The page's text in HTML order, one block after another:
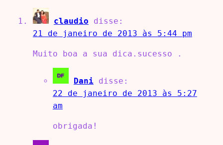
claudio
disse:
21 de janeiro de 2013 às 5:44 pm
Muito boa a sua dica.sucesso .
Dani disse:
22 de janeiro de 2013 às 5:27
am
obrigada!